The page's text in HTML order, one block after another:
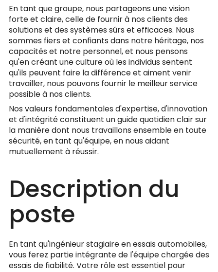
En tant que groupe, nous partageons une vision
forte et claire, celle de fournir à nos clients des
solutions et des systèmes sûrs et efficaces. Nous
sommes fiers et confiants dans notre héritage, nos
capacités et notre personnel, et nous pensons
qu'en créant une culture où les individus sentent
qu'ils peuvent faire la différence et aiment venir
travailler, nous pouvons fournir le meilleur service
possible à nos clients.
Nos valeurs fondamentales d'expertise, d'innovation
et d'intégrité constituent un guide quotidien clair sur
la manière dont nous travaillons ensemble en toute
sécurité, en tant qu'équipe, en nous aidant
mutuellement à réussir.
Description du
poste
En tant qu'ingénieur stagiaire en essais automobiles,
vous ferez partie intégrante de l'équipe chargée des
essais de fiabilité. Votre rôle est essentiel pour